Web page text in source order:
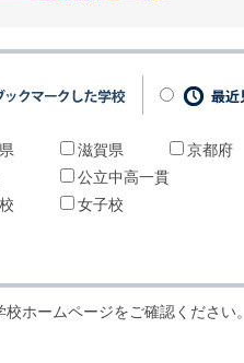
滋賀県 京都府
公立中高一貫
女子校
ホームページをご確認ください。